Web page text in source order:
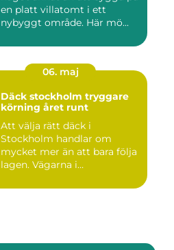
en platt villatomt i ett
nybyggt område. Här mö...
06. maj
Däck stockholm tryggare
körning året runt
Att välja rätt däck i
Stockholm handlar om
mycket mer än att bara följa
lagen. Vägarna i